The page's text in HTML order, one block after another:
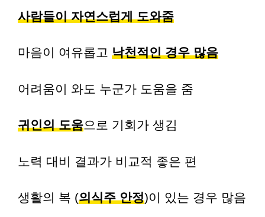
사람들이 자연스럽게 도와줌
마음이 여유롭고 낙천적인 경우 많음
어려움이 와도 누군가 도움을 줌
귀인의 도움으로 기회가 생김
노력 대비 결과가 비교적 좋은 편
생활의 복 (의식주 안정)이 있는 경우 많음